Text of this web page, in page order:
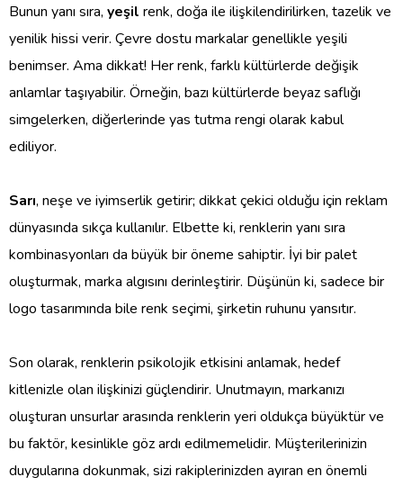
Bunun yanı sıra, yeşil renk, doğa ile ilişkilendirilirken, tazelik ve
yenilik hissi verir. Çevre dostu markalar genellikle yeşili
benimser. Ama dikkat! Her renk, farklı kültürlerde değişik
anlamlar taşıyabilir. Örneğin, bazı kültürlerde beyaz saflığı
simgelerken, diğerlerinde yas tutma rengi olarak kabul
ediliyor.
Sarı, neşe ve iyimserlik getirir; dikkat çekici olduğu için reklam
dünyasında sıkça kullanılır. Elbette ki, renklerin yanı sıra
kombinasyonları da büyük bir öneme sahiptir. İyi bir palet
oluşturmak, marka algısını derinleştirir. Düşünün ki, sadece bir
logo tasarımında bile renk seçimi, şirketin ruhunu yansıtır.
Son olarak, renklerin psikolojik etkisini anlamak, hedef
kitlenizle olan ilişkinizi güçlendirir. Unutmayın, markanızı
oluşturan unsurlar arasında renklerin yeri oldukça büyüktür ve
bu faktör, kesinlikle göz ardı edilmemelidir. Müşterilerinizin
duygularına dokunmak, sizi rakiplerinizden ayıran en önemli